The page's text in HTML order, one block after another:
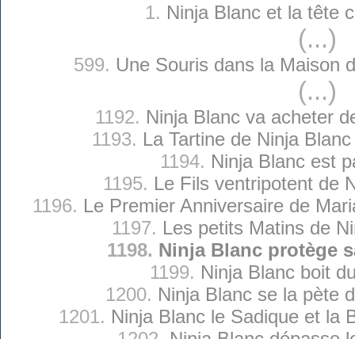
1. Ninja Blanc et la tête
(...)
599. Une Souris dans la Maison
(...)
1192. Ninja Blanc va acheter
1193. La Tartine de Ninja
1194. Ninja Blanc est
1195. Le Fils ventripotent de
1196. Le Premier Anniversaire de
1197. Les petits Matins de
1198. Ninja Blanc protège
1199. Ninja Blanc boit
1200. Ninja Blanc se la pète
1201. Ninja Blanc le Sadique et la